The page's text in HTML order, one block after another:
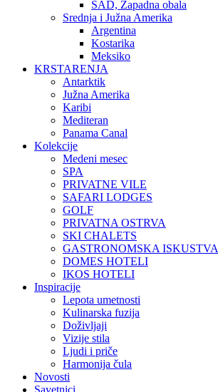
SAD, Zapadna obala
Srednja i Južna Amerika
Argentina
Kostarika
Meksiko
KRSTARENJA
Antarktik
Južna Amerika
Karibi
Mediteran
Panama Canal
Kolekcije
Medeni mesec
SPA
PRIVATNE VILE
SAFARI LODGES
GOLF
PRIVATNA OSTRVA
SKI CHALETS
GASTRONOMSKA ISKUSTVA
DOMES HOTELI
IKOS HOTELI
Inspiracije
Lepota umetnosti
Kulinarska fuzija
Doživljaji
Vizije stila
Ljudi i priče
Harmonija čula
Novosti
Savetnici